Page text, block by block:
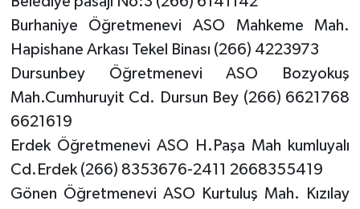
Burhaniye Öğretmenevi ASO Mahkeme Mah.
Hapishane Arkası Tekel Binası (266) 4223973
Dursunbey Öğretmenevi ASO Bozyokuş
Mah.Cumhuruyit Cd. Dursun Bey (266) 6621768
6621619
Erdek Öğretmenevi ASO H.Paşa Mah kumluyalı
Cd.Erdek (266) 8353676-2411 2668355419
Gönen Öğretmenevi ASO Kurtuluş Mah. Kızılay